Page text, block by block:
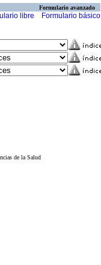
Formulario avanzado
libre Formulario básico
de la Salud